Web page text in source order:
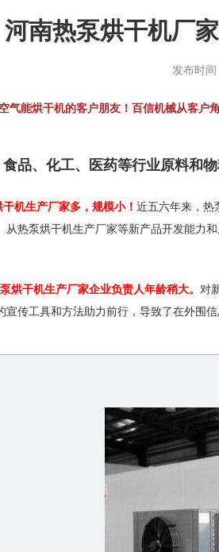
河南热泵烘干机厂
发布时
气能烘干机的客户朋友！百信机械从客户
品、化工、医药等行业原料和
机生产厂家多，规模小！ 近五六年来，热
从热泵烘干机生产厂家等新产品开发能力
烘干机生产厂家企业负责人年龄稍大。 对
宣传工具和方法助力前行，导致了在外围